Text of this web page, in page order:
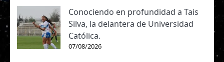
Conociendo en profundidad a Tais
Silva, la delantera de Universidad
Católica.
07/08/2026